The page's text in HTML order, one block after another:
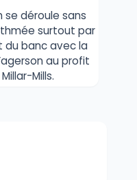
se déroule sans
surtout par
du banc avec la
au profit
Mills.